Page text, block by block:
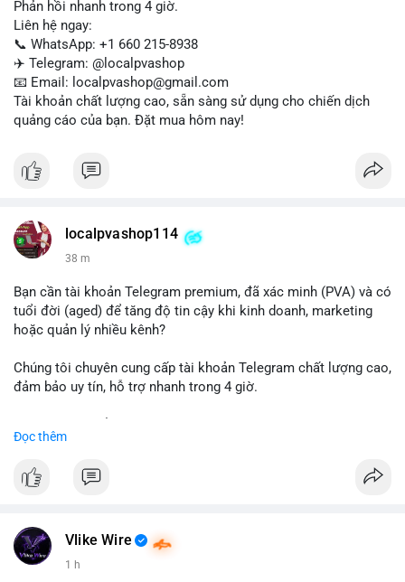
Phản hồi nhanh trong 4 giờ.
Liên hệ ngay:
📞 WhatsApp: +1 660 215-8938
✈️ Telegram: @localpvashop
📧 Email: localpvashop@gmail.com
Tài khoản chất lượng cao, sẵn sàng sử dụng cho chiến dịch
quảng cáo của bạn. Đặt mua hôm nay!
localpvashop114
38 m
Bạn cần tài khoản Telegram premium, đã xác minh (PVA) và có
tuổi đời (aged) để tăng độ tin cậy khi kinh doanh, marketing
hoặc quản lý nhiều kênh?
Chúng tôi chuyên cung cấp tài khoản Telegram chất lượng cao,
đảm bảo uy tín, hỗ trợ nhanh trong 4 giờ.
📞 WhatsApp: +1 660 215-8938
📧 Email: localpvashop@gmail.com
premium, PVA, aged với giá tốt nhất!
Đọc thêm
Vlike Wire
1 h